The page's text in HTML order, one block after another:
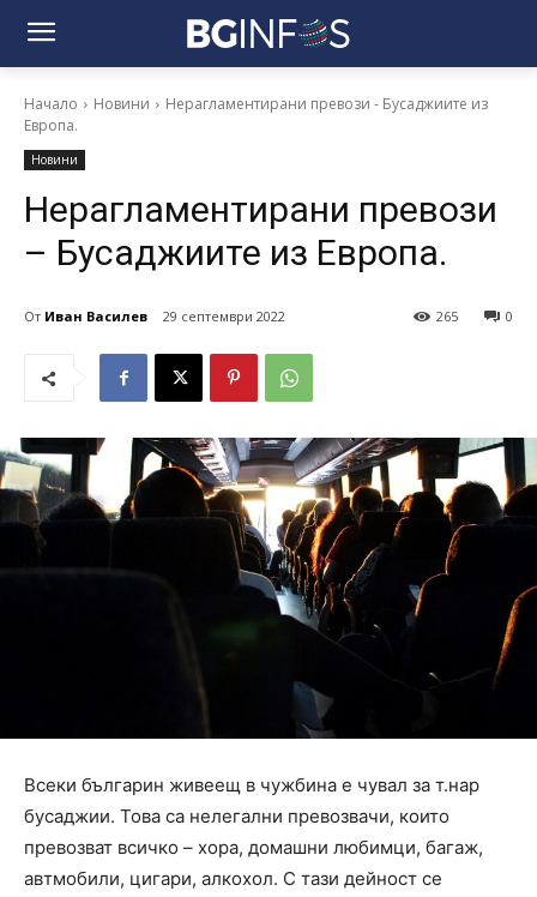
Начало Новини
Нерагламентирани превози - Бусаджиите из
Европа.
Новини
Нерагламентирани превози
– Бусаджиите из Европа.
От Иван Василев 29 септември 2022 0
265
Всеки българин живеещ в чужбина е чувал за т.нар
бусаджии. Това са нелегални превозвачи, които
превозват всичко – хора, домашни любимци, багаж,
автмобили, цигари, алкохол. С тази дейност се